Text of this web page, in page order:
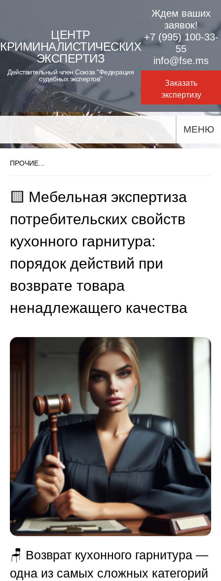
content
ЦЕНТР
КРИМИНАЛИСТИЧЕСКИХ
ЭКСПЕРТИЗ
Действительный член Союза "Федерация
судебных экспертов"
Ждем ваших
заявок!
+7 (995) 100-33-
55
info@fse.ms
Заказать
экспертизу
МЕНЮ
ПРОЧИЕ...
🟨 Мебельная экспертиза
потребительских свойств
кухонного гарнитура:
порядок действий при
возврате товара
ненадлежащего качества
🪑 Возврат кухонного гарнитура —
одна из самых сложных категорий